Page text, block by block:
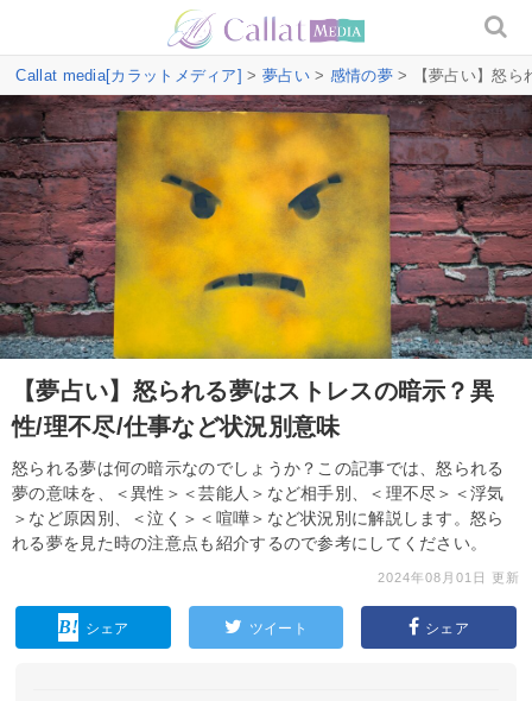
Callat media[カラットメディア] > 夢占い> 感情の夢> 【夢占い】怒ら
【夢占い】怒られる夢はストレスの暗示？異
性/理不尽/仕事など状況別意味
怒られる夢は何の暗示なのでしょうか？この記事では、怒られる
夢の意味を、＜異性＞＜芸能人＞など相手別、＜理不尽＞＜浮気
＞など原因別、＜泣く＞＜喧嘩＞など状況別に解説します。怒ら
れる夢を見た時の注意点も紹介するので参考にしてください。
2024年08月01日 更新
シェア ツイート シェア